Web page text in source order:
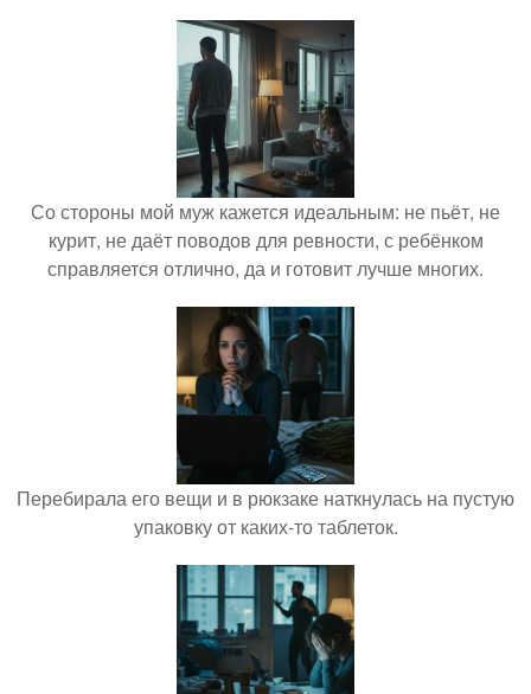
Со стороны мой муж кажется идеальным: не пьёт, не
курит, не даёт поводов для ревности, с ребёнком
справляется отлично, да и готовит лучше многих.
Перебирала его вещи и в рюкзаке наткнулась на пустую
упаковку от каких-то таблеток.